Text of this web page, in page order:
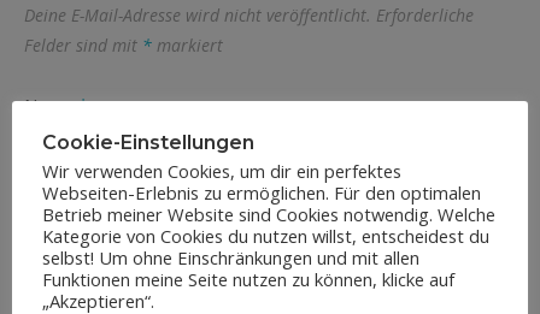
Deine E-Mail-Adresse wird nicht veröffentlicht. Erforderliche
Felder sind mit * markiert
Name*
E-Mail-Adresse*
Cookie-Einstellungen
Wir verwenden Cookies, um dir ein perfektes
Webseiten-Erlebnis zu ermöglichen. Für den optimalen
Betrieb meiner Website sind Cookies notwendig. Welche
Kategorie von Cookies du nutzen willst, entscheidest du
selbst! Um ohne Einschränkungen und mit allen
Funktionen meine Seite nutzen zu können, klicke auf
„Akzeptieren“.